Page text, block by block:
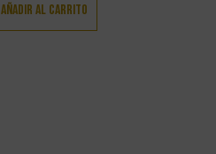
Añadir Al Carrito